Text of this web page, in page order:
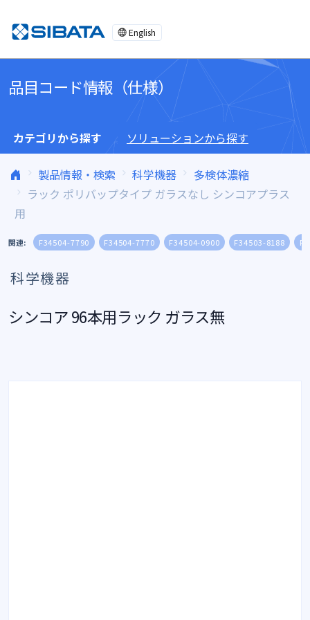
English
品目コード情報（仕様）
カテゴリから探す ソリューションから探す
製品情報・検索 科学機器
多検体濃縮
ラック ポリバップタイプ ガラスなし シンコアプラス
用
関連: F34504-7790 F34504-7770 F34504-0900 F34503-8188
科学機器
シンコア 96本用ラック ガラス無